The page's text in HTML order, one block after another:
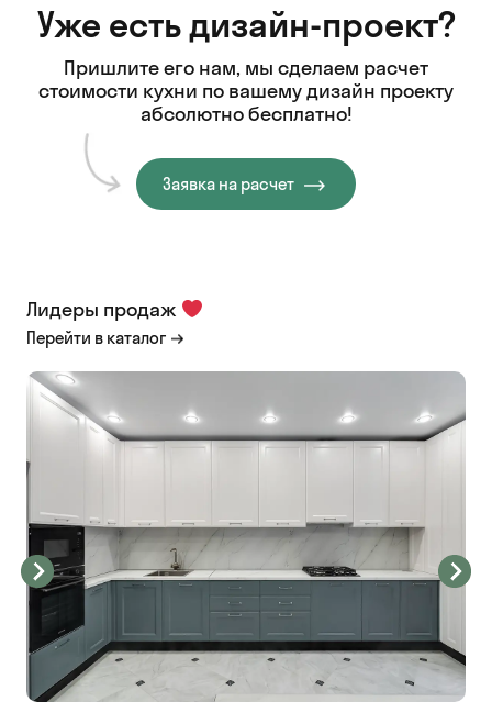
Уже есть дизайн-проект?
Пришлите его нам, мы сделаем расчет
стоимости кухни по вашему дизайн проекту
абсолютно бесплатно!
Заявка на расчет
Лидеры продаж
Перейти в каталог